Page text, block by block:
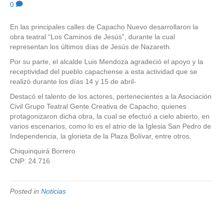
0
En las principales calles de Capacho Nuevo desarrollaron la
obra teatral “Los Caminos de Jesús”, durante la cual
representan los últimos días de Jesús de Nazareth.
Por su parte, el alcalde Luis Mendoza agradeció el apoyo y la
receptividad del pueblo capachense a esta actividad que se
realizó durante los días 14 y 15 de abril-
Destacó el talento de los actores, pertenecientes a la Asociación
Civil Grupo Teatral Gente Creativa de Capacho, quienes
protagonizaron dicha obra, la cual se efectuó a cielo abierto, en
varios escenarios, como lo es el atrio de la Iglesia San Pedro de
Independencia, la glorieta de la Plaza Bolívar, entre otros.
Chiquinquirá Borrero
CNP: 24.716
Posted in Noticias